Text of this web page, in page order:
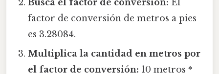
Busca el factor de conversión: El
factor de conversión de metros a pies
es 3.28084.
Multiplica la cantidad en metros por
el factor de conversión: 10 metros *